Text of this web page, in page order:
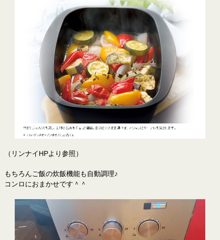
（リンナイHPより参照）
もちろんご飯の炊飯機能も自動調理♪
コンロにおまかせです＾＾